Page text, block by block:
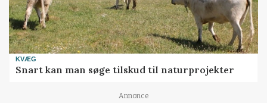
KVÆG
Snart kan man søge tilskud til naturprojekter
Annonce